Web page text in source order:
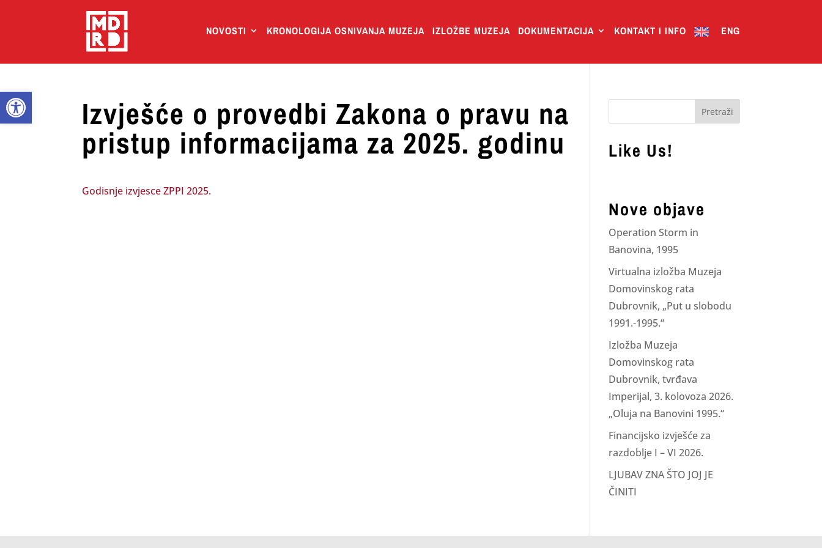
Open toolbar
NOVOSTI KRONOLOGIJA OSNIVANJA MUZEJA IZLOŽBE MUZEJA DOKUMENTACIJA KONTAKT I INFO ENG
Izvješće o provedbi Zakona o pravu na
pristup informacijama za 2025. godinu
Godisnje izvjesce ZPPI 2025.
Like Us!
Nove objave
Operation Storm in
Banovina, 1995
Virtualna izložba Muzeja
Domovinskog rata
Dubrovnik, „Put u slobodu
1991.-1995.“
Izložba Muzeja
Domovinskog rata
Dubrovnik, tvrđava
Imperijal, 3. kolovoza 2026.
„Oluja na Banovini 1995.“
Financijsko izvješće za
razdoblje I – VI 2026.
LJUBAV ZNA ŠTO JOJ JE
ČINITI